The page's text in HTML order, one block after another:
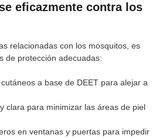
eficazmente contra los
relacionadas con los mosquitos, es
de protección adecuadas:
a base de DEET para alejar a
clara para minimizar las áreas de piel
en ventanas y puertas para impedir